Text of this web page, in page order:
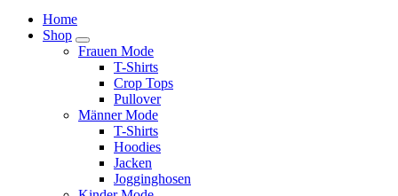
Home
Shop
Frauen Mode
T-Shirts
Crop Tops
Pullover
Männer Mode
T-Shirts
Hoodies
Jacken
Jogginghosen